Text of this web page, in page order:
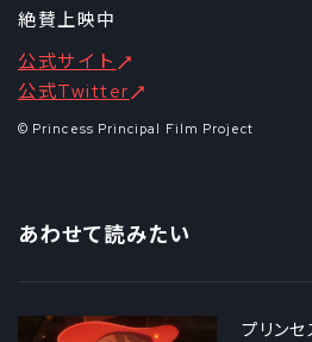
絶賛上映中
公式サイト
公式Twitter
© Princess Principal Film Project
あわせて読みたい
プリン